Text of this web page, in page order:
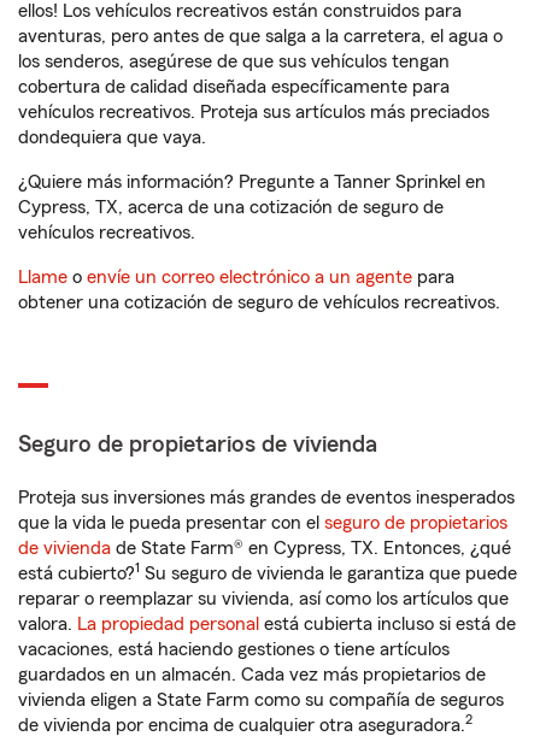
ellos! Los vehículos recreativos están construidos para
aventuras, pero antes de que salga a la carretera, el agua o
los senderos, asegúrese de que sus vehículos tengan
cobertura de calidad diseñada específicamente para
vehículos recreativos. Proteja sus artículos más preciados
dondequiera que vaya.
¿Quiere más información? Pregunte a Tanner Sprinkel en
Cypress, TX, acerca de una cotización de seguro de
vehículos recreativos.
Llame o envíe un correo electrónico a un agente para
obtener una cotización de seguro de vehículos recreativos.
Seguro de propietarios de vivienda
Proteja sus inversiones más grandes de eventos inesperados
que la vida le pueda presentar con el seguro de propietarios
de vivienda de State Farm® en Cypress, TX. Entonces, ¿qué
está cubierto?1 Su seguro de vivienda le garantiza que puede
reparar o reemplazar su vivienda, así como los artículos que
valora. La propiedad personal está cubierta incluso si está de
vacaciones, está haciendo gestiones o tiene artículos
guardados en un almacén. Cada vez más propietarios de
vivienda eligen a State Farm como su compañía de seguros
de vivienda por encima de cualquier otra aseguradora.2